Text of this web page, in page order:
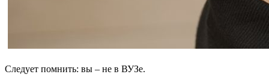
Следует помнить: вы – не в ВУЗе.